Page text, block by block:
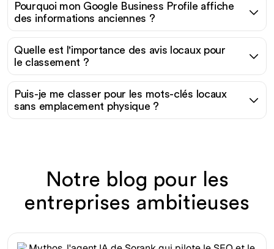
Pourquoi mon Google Business Profile affiche
des informations anciennes ?
Quelle est l'importance des avis locaux pour
le classement ?
Puis-je me classer pour les mots-clés locaux
sans emplacement physique ?
Notre blog pour les
entreprises ambitieuses